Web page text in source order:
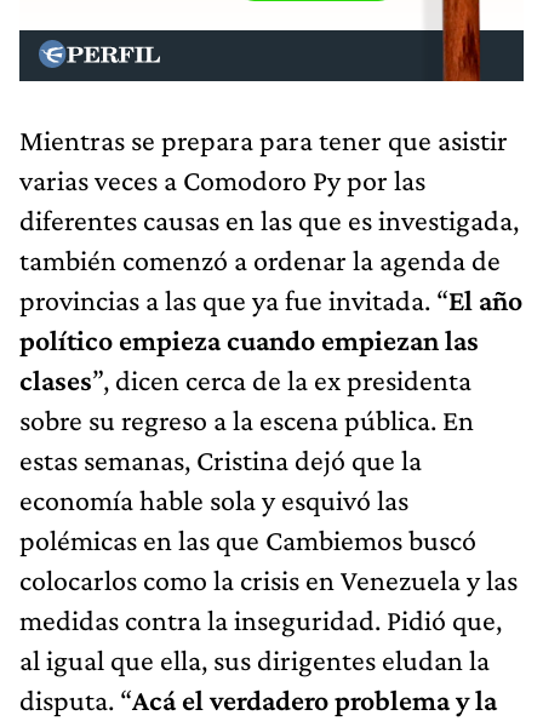
Mientras se prepara para tener que asistir
varias veces a Comodoro Py por las
diferentes causas en las que es investigada,
también comenzó a ordenar la agenda de
provincias a las que ya fue invitada. “El año
político empieza cuando empiezan las
clases”, dicen cerca de la ex presidenta
sobre su regreso a la escena pública. En
estas semanas, Cristina dejó que la
economía hable sola y esquivó las
polémicas en las que Cambiemos buscó
colocarlos como la crisis en Venezuela y las
medidas contra la inseguridad. Pidió que,
al igual que ella, sus dirigentes eludan la
disputa. “Acá el verdadero problema y la